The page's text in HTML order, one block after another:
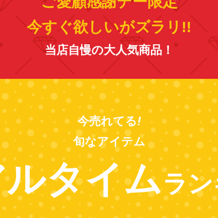
今すぐ欲しいがズラリ!!
当店自慢の大人気商品！
今売れてる!
旬なアイテム
タイムラ